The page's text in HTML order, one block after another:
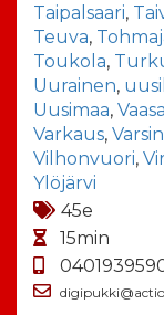
Taipalsaari,
Teuva,
Toukola,
Uurainen,
Uusimaa, Vaasa
Varkaus,
Vilhonvuori,
Ylöjärvi
45e
15min